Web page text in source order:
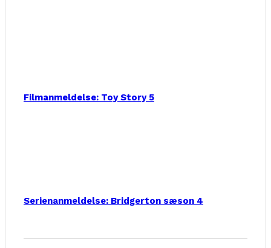
Filmanmeldelse: Toy Story 5
Serienanmeldelse: Bridgerton sæson 4